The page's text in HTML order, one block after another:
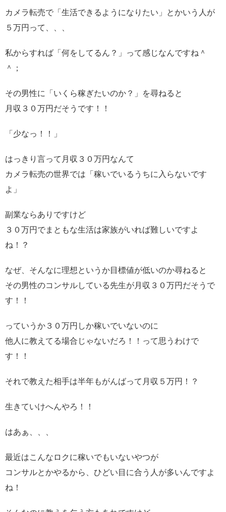
カメラ転売で「生活できるようになりたい」とかいう人が
５万円って、、、
私からすれば「何をしてるん？」って感じなんですね＾
＾；
その男性に「いくら稼ぎたいのか？」を尋ねると
月収３０万円だそうです！！
「少なっ！！」
はっきり言って月収３０万円なんて
カメラ転売の世界では「稼いでいるうちに入らないです
よ」
副業ならありですけど
３０万円でまともな生活は家族がいれば難しいですよ
ね！？
なぜ、そんなに理想というか目標値が低いのか尋ねると
その男性のコンサルしている先生が月収３０万円だそうで
す！！
っていうか３０万円しか稼いでいないのに
他人に教えてる場合じゃないだろ！！って思うわけで
す！！
それで教えた相手は半年もがんばって月収５万円！？
生きていけへんやろ！！
はあぁ、、、
最近はこんなロクに稼いでもいないやつが
コンサルとかやるから、ひどい目に合う人が多いんですよ
ね！